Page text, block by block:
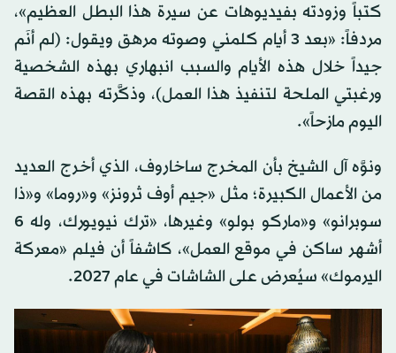
كتباً وزودته بفيديوهات عن سيرة هذا البطل العظيم»،
مردفاً: «بعد 3 أيام كلمني وصوته مرهق ويقول: (لم أنَم
جيداً خلال هذه الأيام والسبب انبهاري بهذه الشخصية
ورغبتي الملحة لتنفيذ هذا العمل)، وذكَّرته بهذه القصة
اليوم مازحاً».
ونوَّه آل الشيخ بأن المخرج ساخاروف، الذي أخرج العديد
من الأعمال الكبيرة؛ مثل «جيم أوف ثرونز» و«روما» و«ذا
سوبرانو» و«ماركو بولو» وغيرها، «ترك نيويورك، وله 6
أشهر ساكن في موقع العمل»، كاشفاً أن فيلم «معركة
اليرموك» سيُعرض على الشاشات في عام 2027.